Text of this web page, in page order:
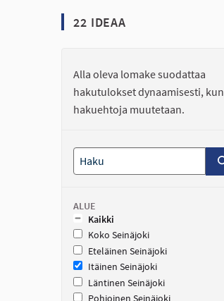
22 IDEAA
Alla oleva lomake suodattaa
hakutulokset dynaamisesti, kun
hakuehtoja muutetaan.
ALUE
Kaikki
Koko Seinäjoki
Eteläinen Seinäjoki
Itäinen Seinäjoki
Läntinen Seinäjoki
Pohjoinen Seinäjoki